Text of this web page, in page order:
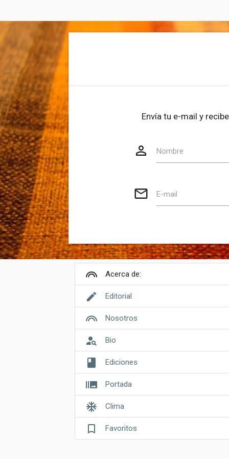
Envía tu e-mail y
person_outline Nombre
mail_outline E-mail
looks Acerca de:
edit Editorial
looks Nosotros
person_search Bio
book Ediciones
burst_mode Portada
ac_unit Clima
bookmark_border Favoritos